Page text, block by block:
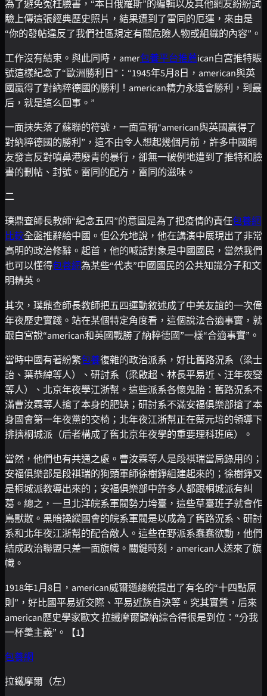
為了避免冤枉臉書，“本日俄羅斯”的編輯以及其他網友紛紛試
驗上傳這張經典歷史照片，結果遭到了雷同的厄運，來由是
“你的發帖違反了我們社區規定有關危險人物或組織的內容”。
工作沒有結束。與此同時，amer包養平台推薦ican白宮推特賬
號這樣紀念了“歐洲勝利日”：“1945年5月8日，american與英
國贏得了對納粹德國的勝利！american精力永遠會勝利，到最
后，就是這么回事。”
一面抹失落了蘇聯的符號，一面宣稱“american與英國贏得了
對納粹德國的勝利”，這不由令人想起幾個月前，許多中國網
友發言反對噴鼻港廢青的暴行，卻無一破例地遭到了推特和臉
書的刪帖、封號。雷同的配方，雷同的滋味。
二
璞鼎查師長教師“紀念五四”的意圖是為了把疫情的責任包養網
比較全盤推辭給中國。但公允地說，他在講演中展現出了非常
高明的政治修辭。起首，他的喊話對象是中國國民，當然我們
也可以懂得包養網為某些“代表”中國國民的公共知識分子和文
明精英。
其次，璞鼎查師長教師把五四運動敘述成了中美友誼的一次偉
年夜歷史實踐。站在某個特定角度看，這個說法合適事實，就
跟白宮說“american和英國戰勝了納粹德國”一樣“合適事實”。
當時中國有著紛繁包養復雜的政治派系，好比舊路況系（梁士
詒、葉恭綽等人）、研討系（梁啟超、林長平易近、汪年夜燮
等人）、北京年夜學江浙幫。這些派系各懷鬼胎：舊路況系不
滿曹汝霖等人搶了本身的肥缺；研討系不滿安福俱樂部搶了本
身國會第一年夜黨的交椅；北年夜江浙幫正在蔡元培的領導下
排擠桐城派（后者構成了舊北京年夜學的重要理科班底）。
當然，他們也有共通之處。曹汝霖等人是段祺瑞當局錄用的；
安福俱樂部是段祺瑞的狗頭軍師徐樹錚組建起來的；徐樹錚又
是桐城派教導出來的；安福俱樂部中許多人都跟桐城派有糾
葛。總之，一旦北洋皖系軍閥勢力垮臺，這些草臺班子就會作
鳥獸散。黑暗操縱國會的皖系軍閥是以成為了舊路況系、研討
系和北年夜江浙幫的配合敵人。這些在野派系蠢蠢欲動，他們
結成政治聯盟只差一面旗幟。關鍵時刻，american人送來了旗
幟。
1918年1月8日，american威爾遜總統提出了有名的“十四點原
則”，好比國平易近交際、平易近族自決等。究其實質，后來
american歷史學家歐文 拉鐵摩爾歸納綜合得很是到位：“分我
一杯羹主義”。【1】
包養網
拉鐵摩爾（左）